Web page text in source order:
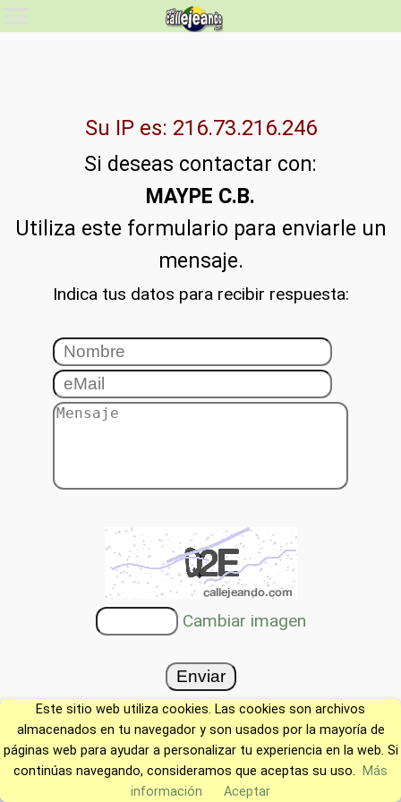
Su IP es: 216.73.216.246
Si deseas contactar con:
MAYPE C.B.
Utiliza este formulario para enviarle un
mensaje.
Indica tus datos para recibir respuesta:
Cambiar imagen
Este sitio web utiliza cookies. Las cookies son archivos
almacenados en tu navegador y son usados por la mayoría de
páginas web para ayudar a personalizar tu experiencia en la web. Si
continúas navegando, consideramos que aceptas su uso.
Más
información
Aceptar